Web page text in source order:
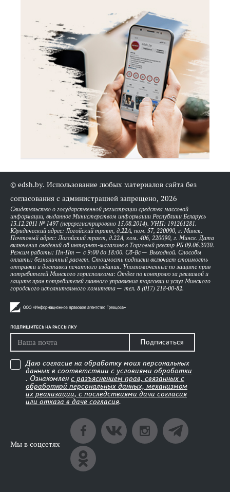
© edsh.by. Использование любых материалов сайта без
согласования с администрацией запрещено, 2026
Свидетельство о государственной регистрации средства массовой
информации, выданное Министерством информации Республики Беларусь
13.12.2011 № 1497 (перерегистрировано 15.08.2014). УНП: 191261281.
Юридический адрес: Логойский тракт, д.22А, пом. 57, 220090, г. Минск.
Почтовый адрес: Логойский тракт, д.22А, ком. 406, 220090, г. Минск. Дата
включения сведений об интернет-магазине в Торговый реестр РБ 09.06.2020.
Режим работы: Пн-Пт — с 9:00 до 18:00. Сб-Вс — Выходной. Способы
оплаты: безналичный расчет. Стоимость подписки включает стоимость
отправки и доставки печатного издания. Уполномоченные по защите прав
потребителей Минского горисполкома: Отдел по контролю за рекламой и
защите прав потребителей главного управления торговли и услуг Минского
городского исполнительного комитета — тел. 8 (017) 218-00-82.
ПОДПИШИТЕСЬ НА РАССЫЛКУ
Подписаться
Даю согласие на обработку моих персональных
данных в соответствии с условиями обработки
. Ознакомлен с разъяснением прав, связанных с
обработкой персональных данных, механизмом
их реализации, с последствиями дачи согласия
или отказа в даче согласия.
Мы в соцсетях